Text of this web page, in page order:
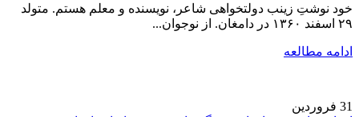
خود نوشتِ زینب دولتخواهی شاعر، نویسنده و معلم هستم. متولد
۲۹ اسفند ۱۳۶۰ در دامغان. از نوجوان...
ادامه مطالعه
31 فروردین